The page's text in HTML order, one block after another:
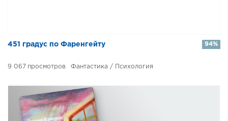
451 градус по Фаренгейту
9 067 Фантастика / Психология
94%